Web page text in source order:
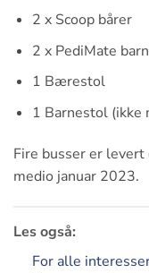
2 x Scoop bårer
2 x PediMate
1 Bærestol
1 Barnestol (ikke
Fire busser er
medio januar 2023.
Les også:
For alle